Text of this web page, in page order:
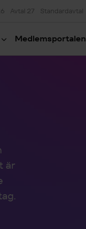
Avtal 27 Standardavtal
Medlemsportalen
är